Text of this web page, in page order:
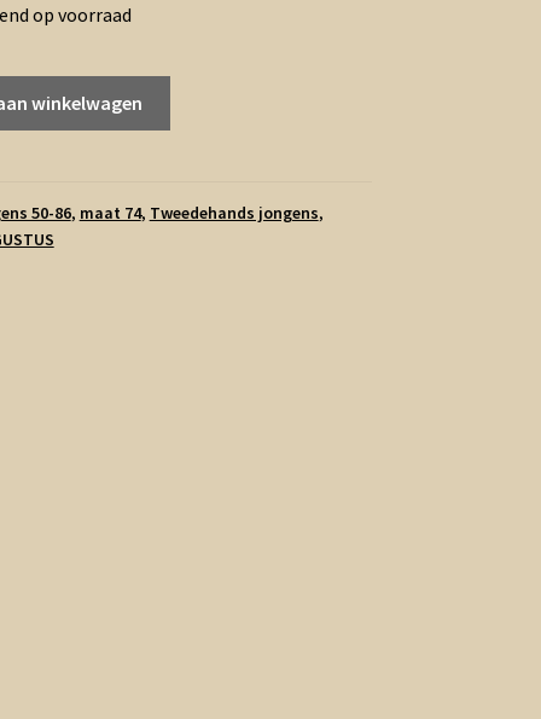
op voorraad
winkelwagen
50-86, maat 74, Tweedehands jongens,